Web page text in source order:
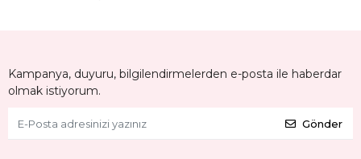
Kampanya, duyuru, bilgilendirmelerden e-posta ile haberdar
olmak istiyorum.
Gönder